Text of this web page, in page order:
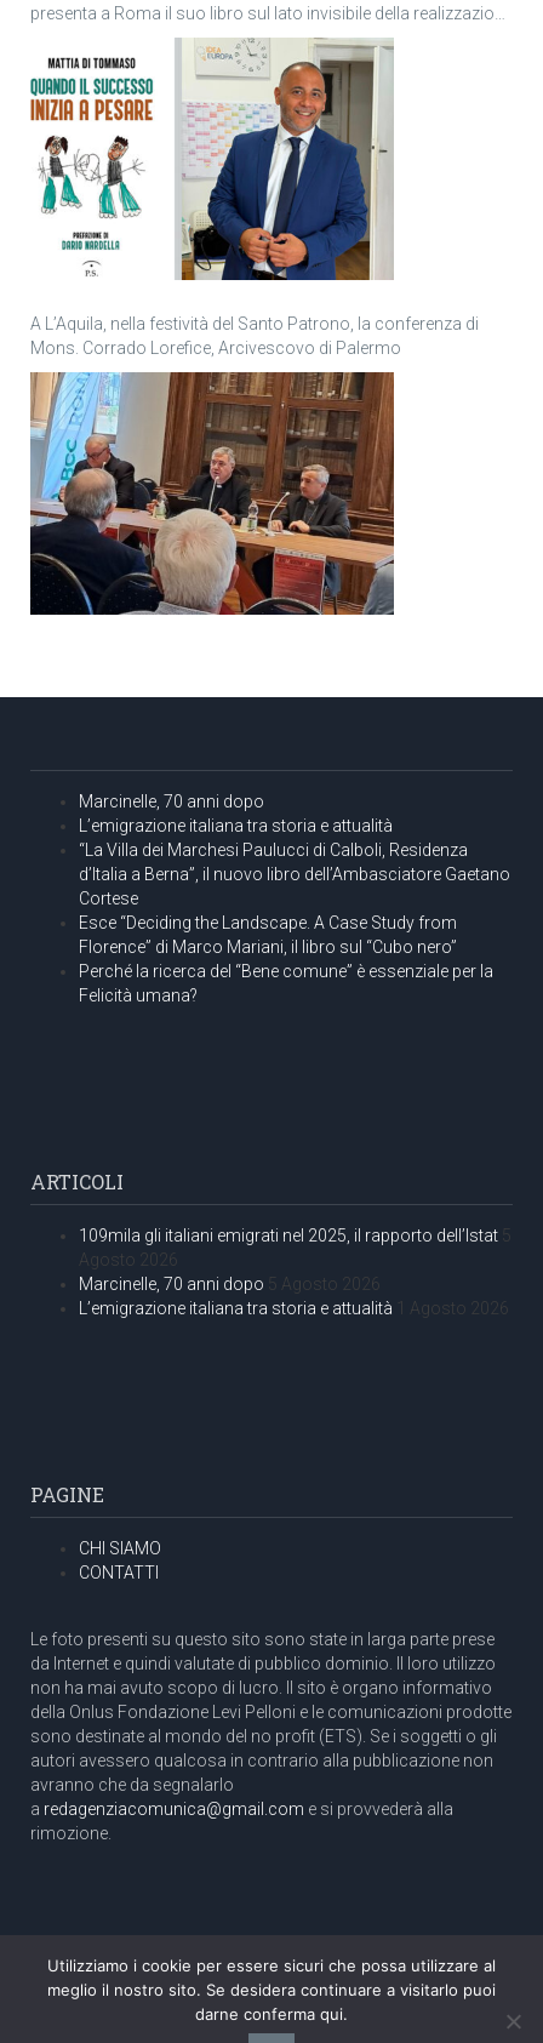
presenta a Roma il suo libro sul lato invisibile della realizzazione
A L’Aquila, nella festività del Santo Patrono, la conferenza di
Mons. Corrado Lorefice, Arcivescovo di Palermo
Marcinelle, 70 anni dopo
L’emigrazione italiana tra storia e attualità
“La Villa dei Marchesi Paulucci di Calboli, Residenza
d’Italia a Berna”, il nuovo libro dell’Ambasciatore Gaetano
Cortese
Esce “Deciding the Landscape. A Case Study from
Florence” di Marco Mariani, il libro sul “Cubo nero”
Perché la ricerca del “Bene comune” è essenziale per la
Felicità umana?
ARTICOLI
109mila gli italiani emigrati nel 2025, il rapporto dell’Istat 5
Agosto 2026
Marcinelle, 70 anni dopo 5 Agosto 2026
L’emigrazione italiana tra storia e attualità 1 Agosto 2026
PAGINE
CHI SIAMO
CONTATTI
Le foto presenti su questo sito sono state in larga parte prese
da Internet e quindi valutate di pubblico dominio. Il loro utilizzo
non ha mai avuto scopo di lucro. Il sito è organo informativo
della Onlus Fondazione Levi Pelloni e le comunicazioni prodotte
sono destinate al mondo del no profit (ETS). Se i soggetti o gli
autori avessero qualcosa in contrario alla pubblicazione non
avranno che da segnalarlo
a redagenziacomunica@gmail.com e si provvederà alla
rimozione.
Copyright 2003 com.unica - Tutti i diritti riservati
Aut. Tribunale di Roma N. 466/2003 dell'11/11/2003
Direttore responsabile: Pino Pelloni [direttore@agenziacomunica.net]
Utilizziamo i cookie per essere sicuri che possa utilizzare al
meglio il nostro sito. Se desidera continuare a visitarlo puoi
darne conferma qui.